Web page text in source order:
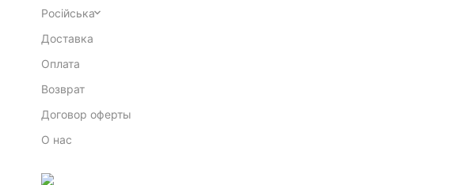
Російська
Доставка
Оплата
Возврат
Договор оферты
О нас